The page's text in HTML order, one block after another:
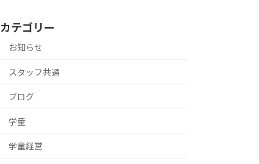
カテゴリー
お知らせ
スタッフ共通
ブログ
学童
学童経営